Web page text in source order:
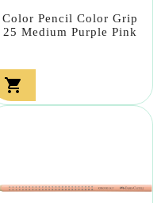
Color Pencil Color Grip
25 Medium Purple Pink
